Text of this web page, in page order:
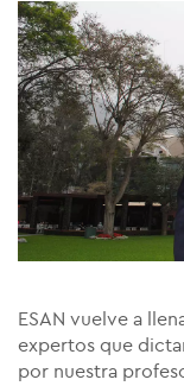
ESAN vuelve a
expertos que
por nuestra